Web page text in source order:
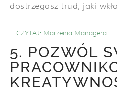
dostrzegasz trud, jaki
CZYTAJ: Marzenia Managera
5. POZWÓL